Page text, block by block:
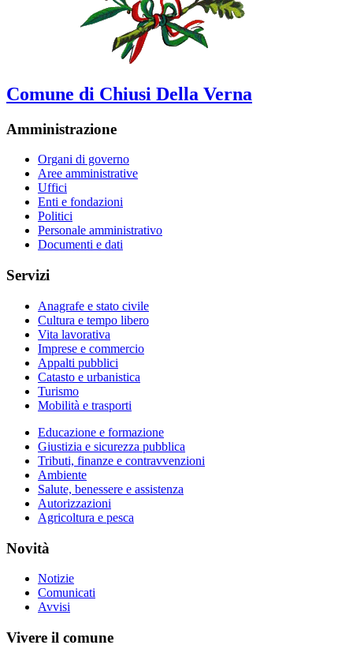
Comune di Chiusi Della Verna
Amministrazione
Organi di governo
Aree amministrative
Uffici
Enti e fondazioni
Politici
Personale amministrativo
Documenti e dati
Servizi
Anagrafe e stato civile
Cultura e tempo libero
Vita lavorativa
Imprese e commercio
Appalti pubblici
Catasto e urbanistica
Turismo
Mobilità e trasporti
Educazione e formazione
Giustizia e sicurezza pubblica
Tributi, finanze e contravvenzioni
Ambiente
Salute, benessere e assistenza
Autorizzazioni
Agricoltura e pesca
Novità
Notizie
Comunicati
Avvisi
Vivere il comune